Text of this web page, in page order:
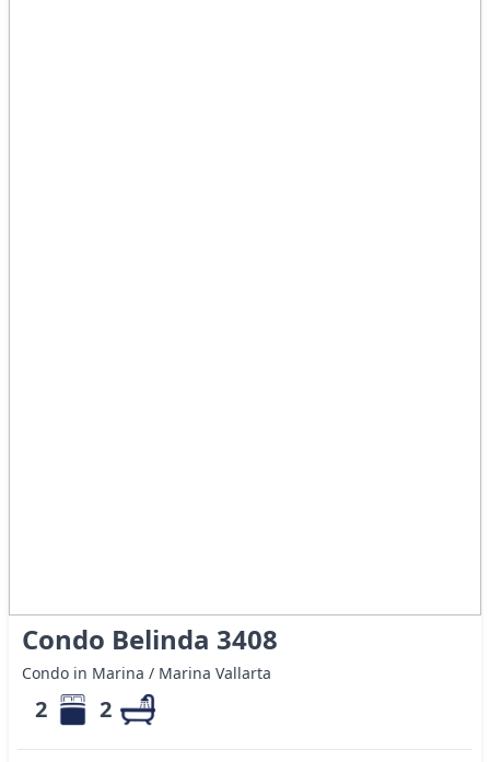
Condo Belinda 3408
Condo in Marina / Marina Vallarta
2 2